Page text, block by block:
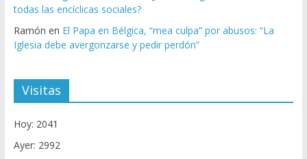
todas las encíclicas sociales?
Ramón en El Papa en Bélgica, “mea culpa” por abusos: “La
Iglesia debe avergonzarse y pedir perdón”
Visitas
Hoy: 2041
Ayer: 2992